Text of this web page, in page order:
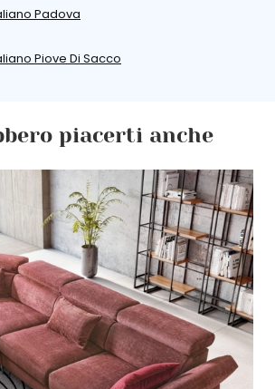
Padova
Piove Di Sacco
piacerti anche